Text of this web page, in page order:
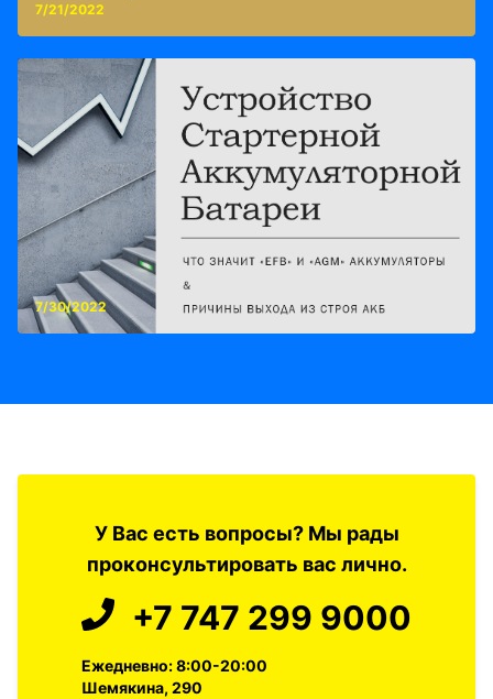
7/21/2022
7/30/2022
У Вас есть вопросы? Мы рады
проконсультировать вас лично.
+7 747 299 9000
Ежедневно: 8:00-20:00
Шемякина, 290